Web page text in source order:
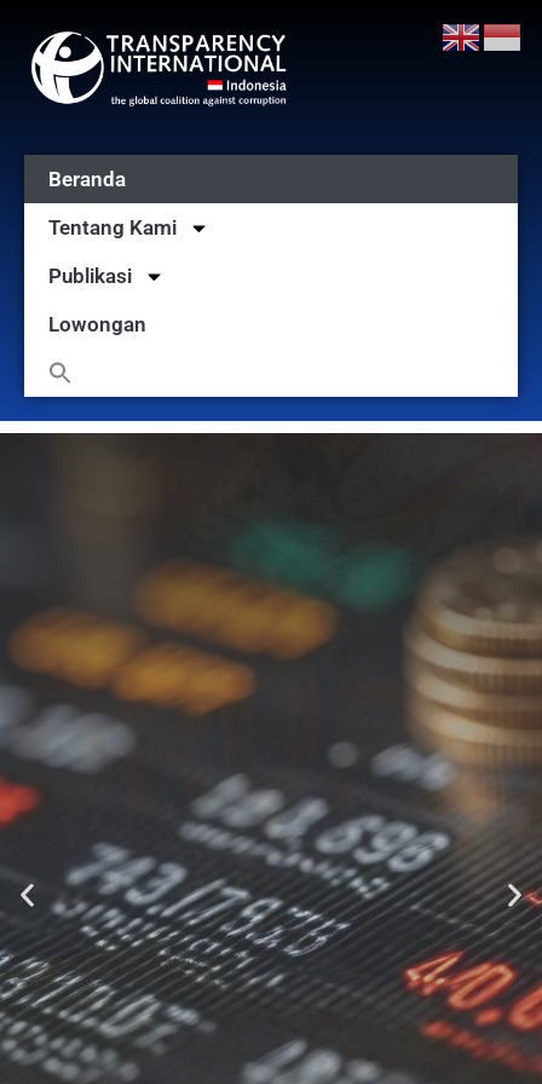
Beranda
Tentang Kami
Publikasi
Lowongan